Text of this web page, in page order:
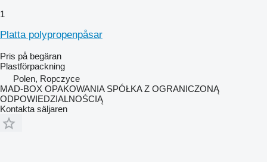
1
Platta polypropenpåsar
Pris på begäran
Plastförpackning
Polen, Ropczyce
MAD-BOX OPAKOWANIA SPÓŁKA Z OGRANICZONĄ
ODPOWIEDZIALNOŚCIĄ
Kontakta säljaren